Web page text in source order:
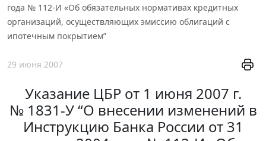
года № 112-И «Об обязательных нормативах кредитных
организаций, осуществляющих эмиссию облигаций с
ипотечным покрытием”
29 июня 2007
Указание ЦБР от 1 июня 2007 г.
№ 1831-У “О внесении изменений в
Инструкцию Банка России от 31